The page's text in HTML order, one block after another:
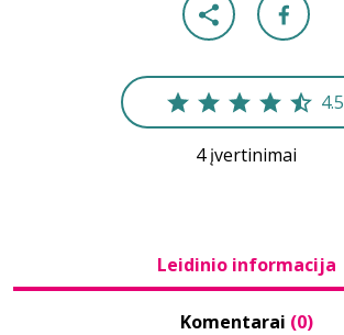
4.5
4 įvertinimai
Leidinio informacija
Komentarai (0)